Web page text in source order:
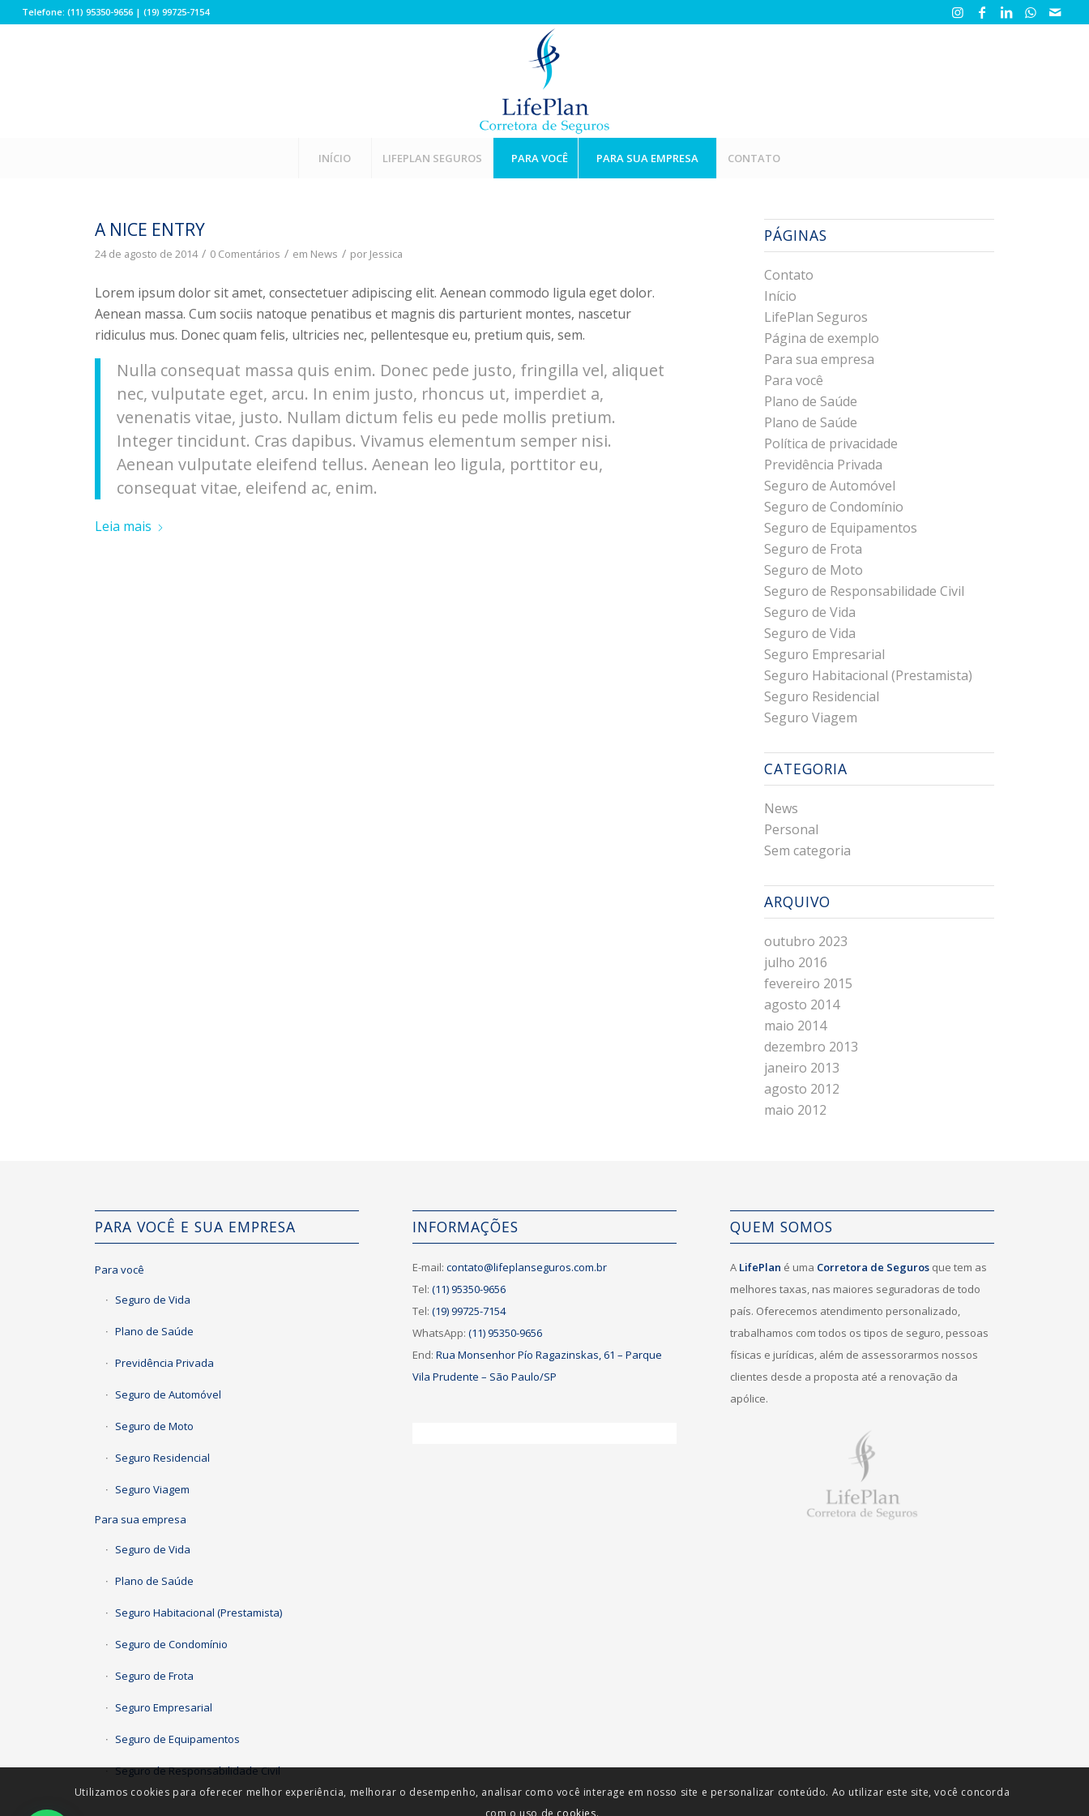
Telefone: (11) 95350-9656 | (19) 99725-7154
INÍCIO LIFEPLAN SEGUROS PARA VOCÊ PARA SUA EMPRESA CONTATO
A NICE ENTRY
24 de agosto de 2014 / 0 Comentários / em News / por Jessica
Lorem ipsum dolor sit amet, consectetuer adipiscing elit. Aenean commodo ligula eget dolor.
Aenean massa. Cum sociis natoque penatibus et magnis dis parturient montes, nascetur
ridiculus mus. Donec quam felis, ultricies nec, pellentesque eu, pretium quis, sem.
Nulla consequat massa quis enim. Donec pede justo, fringilla vel, aliquet
nec, vulputate eget, arcu. In enim justo, rhoncus ut, imperdiet a,
venenatis vitae, justo. Nullam dictum felis eu pede mollis pretium.
Integer tincidunt. Cras dapibus. Vivamus elementum semper nisi.
Aenean vulputate eleifend tellus. Aenean leo ligula, porttitor eu,
consequat vitae, eleifend ac, enim.
Leia mais
PÁGINAS
Contato
Início
LifePlan Seguros
Página de exemplo
Para sua empresa
Para você
Plano de Saúde
Plano de Saúde
Política de privacidade
Previdência Privada
Seguro de Automóvel
Seguro de Condomínio
Seguro de Equipamentos
Seguro de Frota
Seguro de Moto
Seguro de Responsabilidade Civil
Seguro de Vida
Seguro de Vida
Seguro Empresarial
Seguro Habitacional (Prestamista)
Seguro Residencial
Seguro Viagem
CATEGORIA
News
Personal
Sem categoria
ARQUIVO
outubro 2023
julho 2016
fevereiro 2015
agosto 2014
maio 2014
dezembro 2013
janeiro 2013
agosto 2012
maio 2012
PARA VOCÊ E SUA EMPRESA
Para você
Seguro de Vida
Plano de Saúde
Previdência Privada
Seguro de Automóvel
Seguro de Moto
Seguro Residencial
Seguro Viagem
Para sua empresa
Seguro de Vida
Plano de Saúde
Seguro Habitacional (Prestamista)
Seguro de Condomínio
Seguro de Frota
Seguro Empresarial
Seguro de Equipamentos
Seguro de Responsabilidade Civil
INFORMAÇÕES
E-mail:contato@lifeplanseguros.com.br
Tel:(11) 95350-9656
Tel:(19) 99725-7154
WhatsApp:(11) 95350-9656
End:Rua Monsenhor Pío Ragazinskas, 61 – Parque
Vila Prudente – São Paulo/SP
QUEM SOMOS
A LifePlan é uma Corretora de Seguros que tem as
melhores taxas, nas maiores seguradoras de todo
país. Oferecemos atendimento personalizado,
trabalhamos com todos os tipos de seguro, pessoas
físicas e jurídicas, além de assessorarmos nossos
clientes desde a proposta até a renovação da
apólice.
Utilizamos cookies para oferecer melhor experiência, melhorar o desempenho, analisar como você interage em nosso site e personalizar conteúdo. Ao utilizar este site, você concorda
com o uso de cookies.